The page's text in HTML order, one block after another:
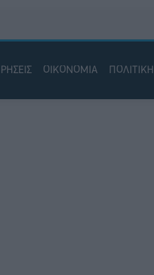
ΟΙΚΟΝΟΜΙΑ ΠΟΛΙΤΙΚΗ